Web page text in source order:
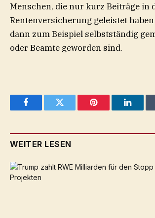
Menschen, die nur kurz Beiträge in
Rentenversicherung geleistet
dann zum Beispiel selbstständig
oder Beamte geworden sind.
FacebookTwitter Pinterest
WEITER LESEN